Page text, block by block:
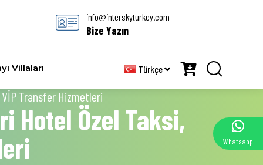
info@interskyturkey.com
Bize Yazın
Villaları Türkçe
Transfer Hizmetleri
Hotel Özel Taksi,
Whatsapp